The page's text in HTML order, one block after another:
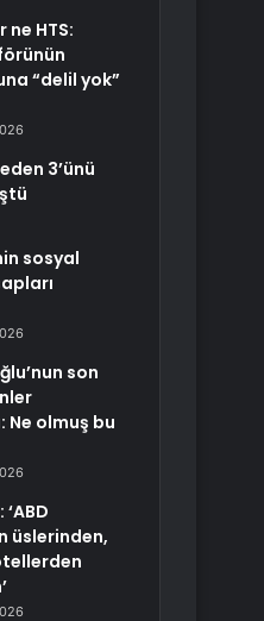
ne HTS:
“delil yok”
3’ünü
sosyal
son
Ne olmuş bu
üslerinden,